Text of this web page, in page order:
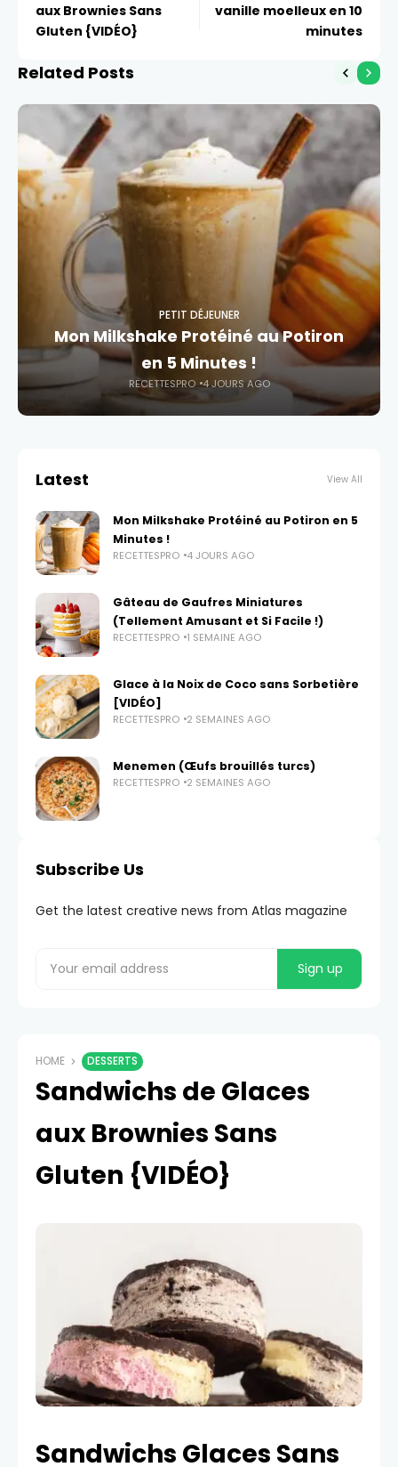
aux Brownies Sans
Gluten {VIDÉO}
vanille moelleux en 10
minutes
Related Posts
PETIT DÉJEUNER
Mon Milkshake Protéiné au Potiron
en 5 Minutes !
RECETTESPRO 4 JOURS AGO
Latest View All
Mon Milkshake Protéiné au Potiron en 5
Minutes !
RECETTESPRO 4 JOURS AGO
Gâteau de Gaufres Miniatures
(Tellement Amusant et Si Facile !)
RECETTESPRO 1 SEMAINE AGO
Glace à la Noix de Coco sans Sorbetière
[VIDÉO]
RECETTESPRO 2 SEMAINES AGO
Menemen (Œufs brouillés turcs)
RECETTESPRO 2 SEMAINES AGO
Subscribe Us
Get the latest creative news from Atlas magazine
HOME DESSERTS
Sandwichs de Glaces
aux Brownies Sans
Gluten {VIDÉO}
Sandwichs Glaces Sans